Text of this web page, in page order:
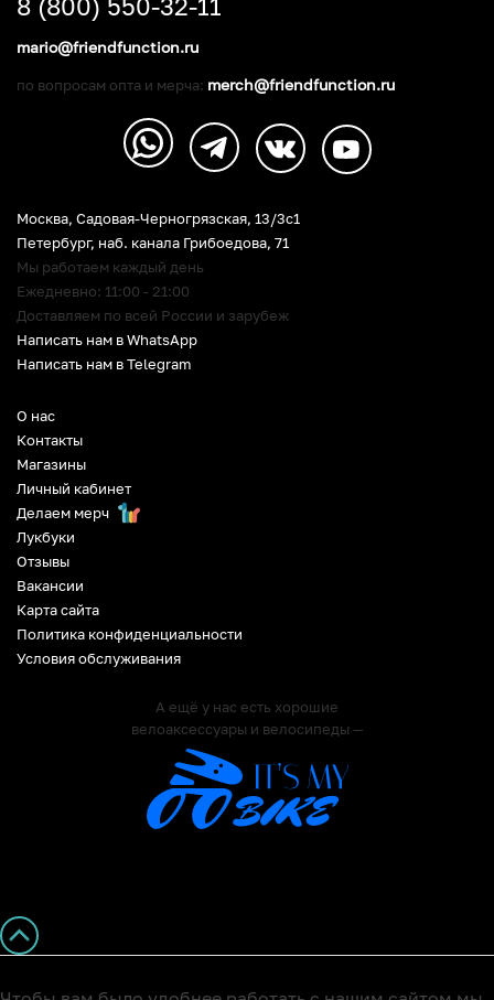
О нас
Контакты
Магазины
Личный кабинет
Делаем мерч
Лукбуки
Отзывы
Вакансии
Карта сайта
Политика конфиденциальности
Условия обслуживания
А ещё у нас есть хорошие
велоаксессуары и велосипеды —
Москва, Садовая-Черногрязская, 13/3c1
Петербург, наб. канала Грибоедова, 71
Мы работаем каждый день
Ежедневно: 11:00 - 21:00
Доставляем по всей России и зарубеж
Написать нам в WhatsApp
Написать нам в Telegram
mario@friendfunction.ru
по вопросам опта и мерча: merch@friendfunction.ru